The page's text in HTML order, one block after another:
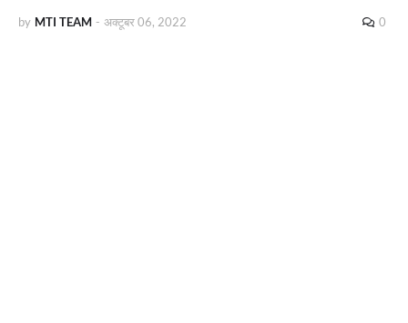
by MTI TEAM - अक्टूबर 06, 2022 0